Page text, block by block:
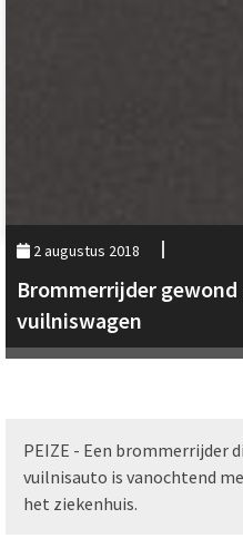
2 augustus 2018
Brommerrijder
vuilniswagen
PEIZE - Een brommerrijder
vuilnisauto is vanochtend
het ziekenhuis.